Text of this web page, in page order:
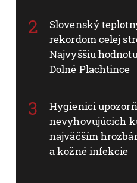
Slovenský
rekordom celej
Najvyššiu
Dolné Plachtince
Hygienici
nevyhovujúcich
najväčším
a kožné infekcie